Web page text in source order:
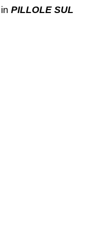
PILLOLE SUL